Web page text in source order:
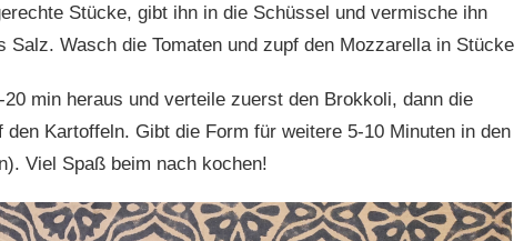
Stücke, gibt ihn in die Schüssel und vermische ihn
Salz. Wasch die Tomaten und zupf den Mozzarella in Stücke
min heraus und verteile zuerst den Brokkoli, dann die
den Kartoffeln. Gibt die Form für weitere 5-10 Minuten in den
Viel Spaß beim nach kochen!